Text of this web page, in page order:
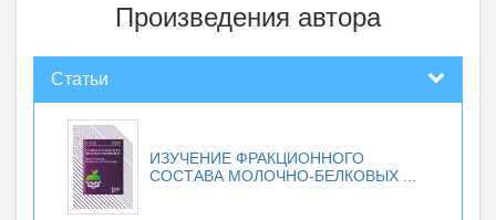
Произведения автора
Статьи
ИЗУЧЕНИЕ ФРАКЦИОННОГО
СОСТАВА МОЛОЧНО-БЕЛКОВЫХ ...